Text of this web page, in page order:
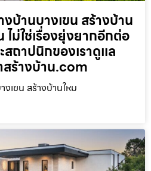
บ้านบางเขน สร้างบ้าน
ไม่ใช่เรื่องยุ่งยากอีกต่อ
สถาปนิกของเราดูแล
ร้างบ้าน.com
เขน สร้างบ้านใหม